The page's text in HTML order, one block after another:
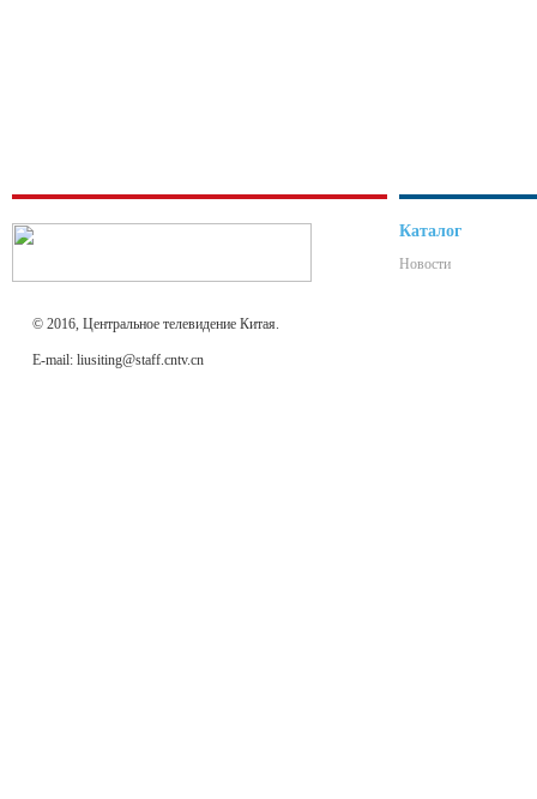
© 2016, Центральное телевидение Китая.
E-mail: liusiting@staff.cntv.cn
Каталог
Новости